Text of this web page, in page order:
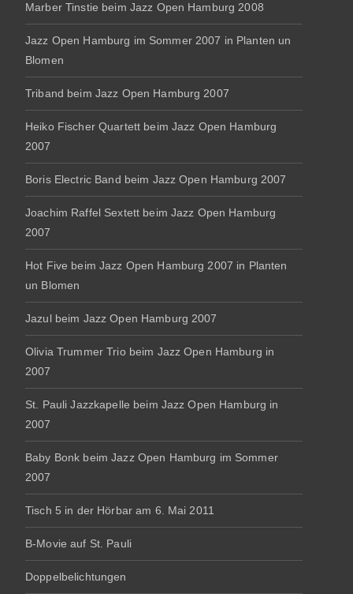
Marber Tinstie beim Jazz Open Hamburg 2008
Jazz Open Hamburg im Sommer 2007 in Planten un
Blomen
Triband beim Jazz Open Hamburg 2007
Heiko Fischer Quartett beim Jazz Open Hamburg
2007
Boris Electric Band beim Jazz Open Hamburg 2007
Joachim Raffel Sextett beim Jazz Open Hamburg
2007
Hot Five beim Jazz Open Hamburg 2007 in Planten
un Blomen
Jazul beim Jazz Open Hamburg 2007
Olivia Trummer Trio beim Jazz Open Hamburg in
2007
St. Pauli Jazzkapelle beim Jazz Open Hamburg in
2007
Baby Bonk beim Jazz Open Hamburg im Sommer
2007
Tisch 5 in der Hörbar am 6. Mai 2011
B-Movie auf St. Pauli
Doppelbelichtungen